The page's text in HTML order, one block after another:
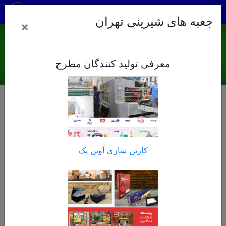
جعبه های شیرینی تهران
خانه
جعبه های شیرینی تهران ×
معرفی تولید کنندگان مطرح
کارتن سازی آوین پک
جعبه های شیرینی تهران